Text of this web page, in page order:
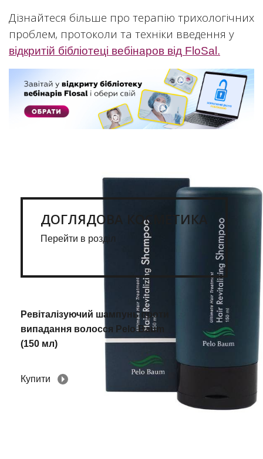
Дізнайтеся більше про терапію трихологічних
проблем, протоколи та техніки введення у
відкритій бібліотеці вебінаров від FloSal.
ДОГЛЯДОВА КОСМЕТИКА
Перейти в розділ
Ревіталізуючий шампунь проти
випадання волосся Pelo Baum
(150 мл)
Купити